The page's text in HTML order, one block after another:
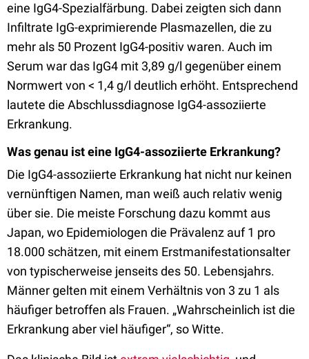
eine IgG4-Spezialfärbung. Dabei zeigten sich dann
Infiltrate IgG-exprimierende Plasmazellen, die zu
mehr als 50 Prozent IgG4-positiv waren. Auch im
Serum war das IgG4 mit 3,89 g/l gegenüber einem
Normwert von < 1,4 g/l deutlich erhöht. Entsprechend
lautete die Abschlussdiagnose IgG4-assoziierte
Erkrankung.
Was genau ist eine IgG4-assoziierte Erkrankung?
Die IgG4-assoziierte Erkrankung hat nicht nur keinen
vernünftigen Namen, man weiß auch relativ wenig
über sie. Die meiste Forschung dazu kommt aus
Japan, wo Epidemiologen die Prävalenz auf 1 pro
18.000 schätzen, mit einem Erstmanifestationsalter
von typischerweise jenseits des 50. Lebensjahrs.
Männer gelten mit einem Verhältnis von 3 zu 1 als
häufiger betroffen als Frauen. „Wahrscheinlich ist die
Erkrankung aber viel häufiger“, so Witte.